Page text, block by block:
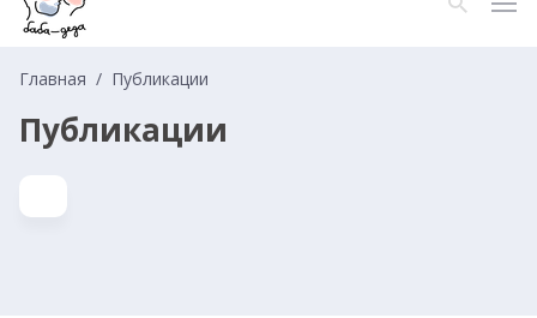
Главная Публикации
Публикации